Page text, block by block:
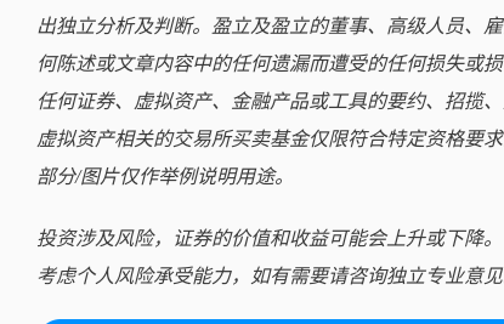
出独立分析及判断。盈立及盈立的董事、高级人员、
何陈述或文章内容中的任何遗漏而遭受的任何损失或
任何证券、虚拟资产、金融产品或工具的要约、招揽
虚拟资产相关的交易所买卖基金仅限符合特定资格要
部分/图片仅作举例说明用途。
投资涉及风险，证券的价值和收益可能会上升或下降
考虑个人风险承受能力，如有需要请咨询独立专业意见